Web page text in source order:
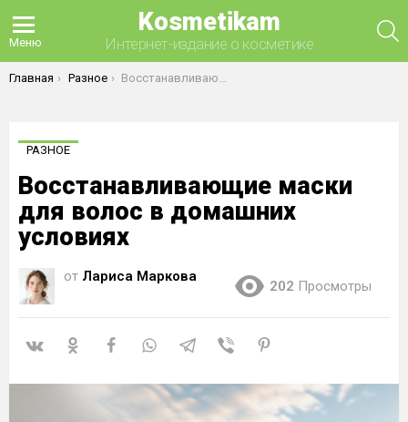
Меню
Kosmetikam
Интернет-издание о косметике
Вы здесь:
Главная Разное Восстанавливающие маски для волос в домашних условиях
РАЗНОЕ
Восстанавливающие маски
для волос в домашних
условиях
от Лариса Маркова
202 Просмотры